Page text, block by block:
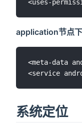
application节点
<meta-data
系统定位